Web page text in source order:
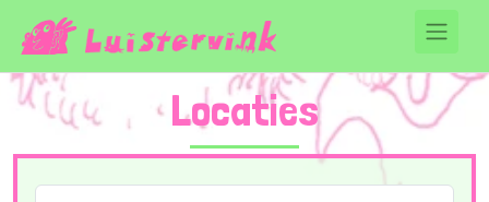
Locaties